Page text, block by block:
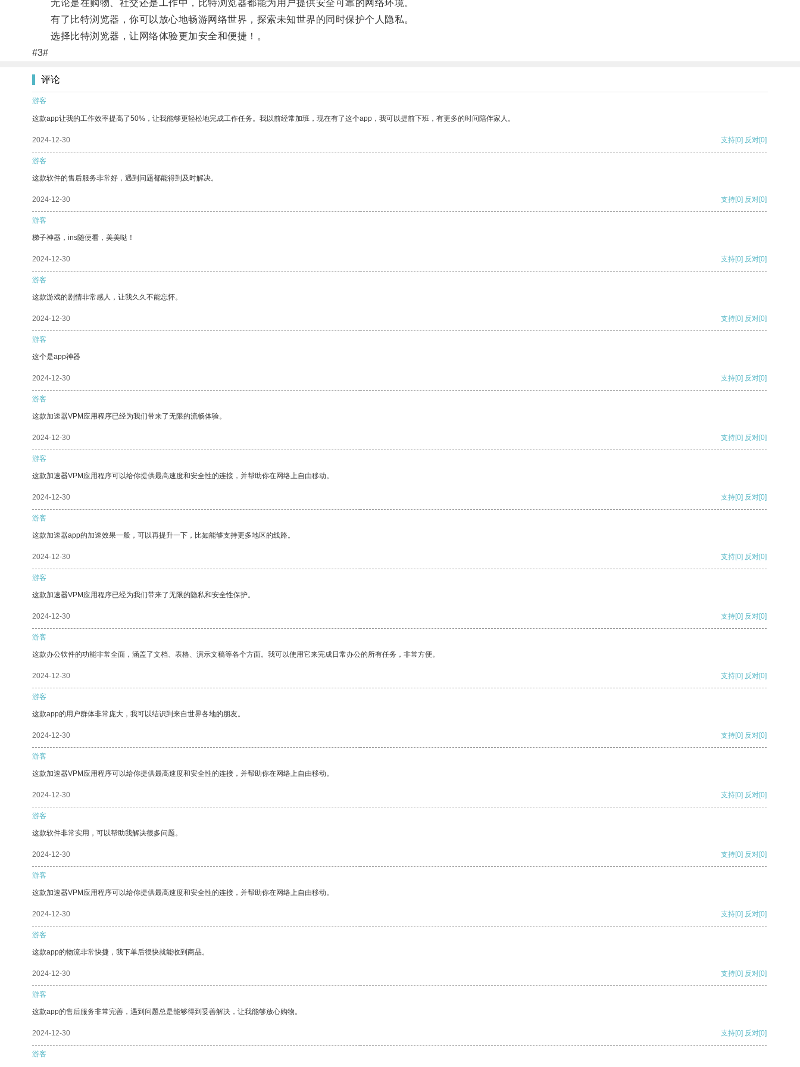
无论是在购物、社交还是工作中，比特浏览器都能为用户提供安全可靠的网络环境。
有了比特浏览器，你可以放心地畅游网络世界，探索未知世界的同时保护个人隐私。
选择比特浏览器，让网络体验更加安全和便捷！。
#3#
评论
游客
这款app让我的工作效率提高了50%，让我能够更轻松地完成工作任务。我以前经常加班，现在有了这个app，我可以提前下班，有更多的时间陪伴家人。
2024-12-30 支持[0] 反对[0]
游客
这款软件的售后服务非常好，遇到问题都能得到及时解决。
2024-12-30 支持[0] 反对[0]
游客
梯子神器，ins随便看，美美哒！
2024-12-30 支持[0] 反对[0]
游客
这款游戏的剧情非常感人，让我久久不能忘怀。
2024-12-30 支持[0] 反对[0]
游客
这个是app神器
2024-12-30 支持[0] 反对[0]
游客
这款加速器VPM应用程序已经为我们带来了无限的流畅体验。
2024-12-30 支持[0] 反对[0]
游客
这款加速器VPM应用程序可以给你提供最高速度和安全性的连接，并帮助你在网络上自由移动。
2024-12-30 支持[0] 反对[0]
游客
这款加速器app的加速效果一般，可以再提升一下，比如能够支持更多地区的线路。
2024-12-30 支持[0] 反对[0]
游客
这款加速器VPM应用程序已经为我们带来了无限的隐私和安全性保护。
2024-12-30 支持[0] 反对[0]
游客
这款办公软件的功能非常全面，涵盖了文档、表格、演示文稿等各个方面。我可以使用它来完成日常办公的所有任务，非常方便。
2024-12-30 支持[0] 反对[0]
游客
这款app的用户群体非常庞大，我可以结识到来自世界各地的朋友。
2024-12-30 支持[0] 反对[0]
游客
这款加速器VPM应用程序可以给你提供最高速度和安全性的连接，并帮助你在网络上自由移动。
2024-12-30 支持[0] 反对[0]
游客
这款软件非常实用，可以帮助我解决很多问题。
2024-12-30 支持[0] 反对[0]
游客
这款加速器VPM应用程序可以给你提供最高速度和安全性的连接，并帮助你在网络上自由移动。
2024-12-30 支持[0] 反对[0]
游客
这款app的物流非常快捷，我下单后很快就能收到商品。
2024-12-30 支持[0] 反对[0]
游客
这款app的售后服务非常完善，遇到问题总是能够得到妥善解决，让我能够放心购物。
2024-12-30 支持[0] 反对[0]
游客